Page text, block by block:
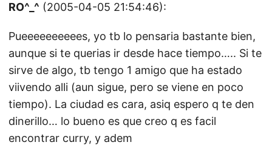
RO^_^ (2005-04-05 21:54:46):
Pueeeeeeeeees, yo tb lo pensaria bastante bien,
aunque si te querias ir desde hace tiempo….. Si te
sirve de algo, tb tengo 1 amigo que ha estado
viivendo alli (aun sigue, pero se viene en poco
tiempo). La ciudad es cara, asiq espero q te den
dinerillo… lo bueno es que creo q es facil
encontrar curry, y adem